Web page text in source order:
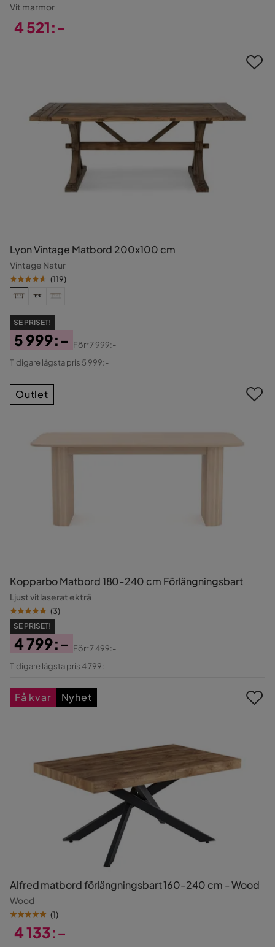
Vit marmor
4 521:-
Lyon Vintage Matbord 200x100 cm
Vintage Natur
(119)
SE PRISET!
Pris
5 999:-
Original
Förr7 999:-
Tidigare lägsta pris 5 999:-
Kopparbo Matbord 180-240 cm Förlängningsbart
Ljust vitlaserat ekträ
(3)
SE PRISET!
Pris
4 799:-
Original
Förr7 499:-
Tidigare lägsta pris 4 799:-
Outlet
Alfred matbord förlängningsbart 160-240 cm - Wood
Wood
(1)
4 133:-
Få kvar Nyhet